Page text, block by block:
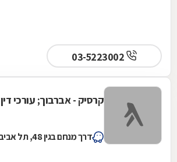
קרסיק - אברבוך; עורכי דין
דרך מנחם בגין 48, תל אביב